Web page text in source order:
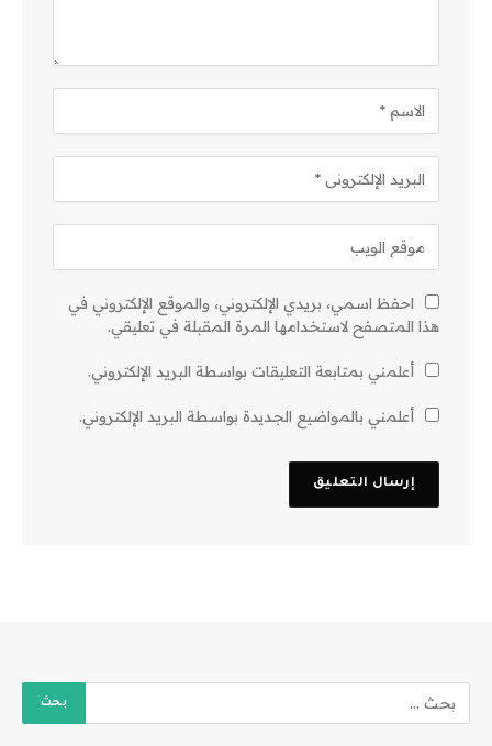
احفظ اسمي، بريدي الإلكتروني، والموقع الإلكتروني في
هذا المتصفح لاستخدامها المرة المقبلة في تعليقي.
أعلمني بمتابعة التعليقات بواسطة البريد الإلكتروني.
أعلمني بالمواضيع الجديدة بواسطة البريد الإلكتروني.